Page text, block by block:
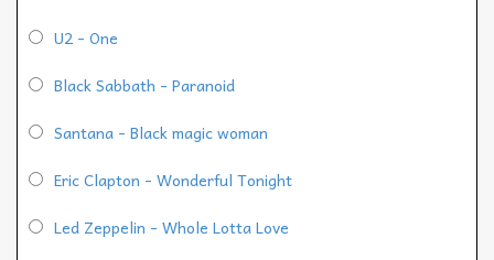
U2 - One
Black Sabbath - Paranoid
Santana - Black magic woman
Eric Clapton - Wonderful Tonight
Led Zeppelin - Whole Lotta Love